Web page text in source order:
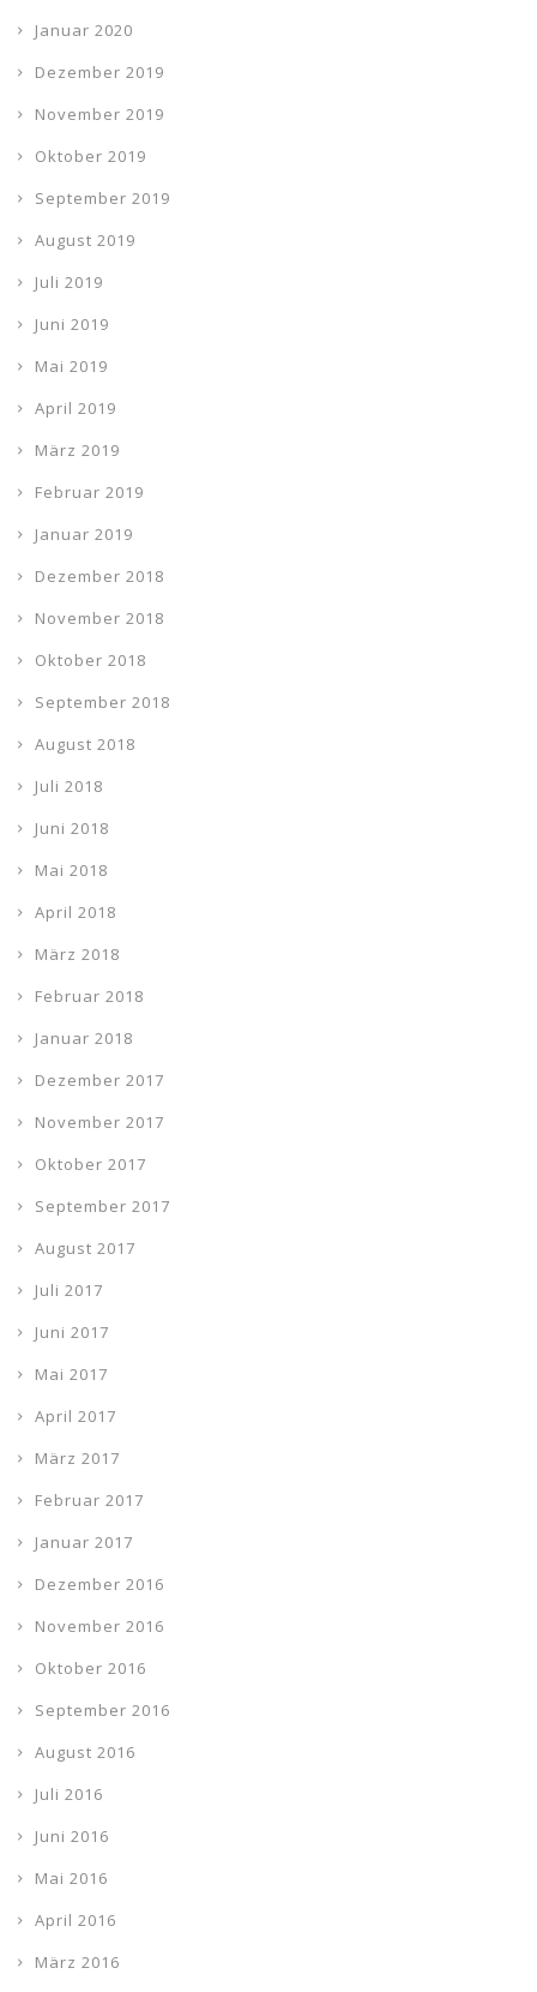
Januar 2020
Dezember 2019
November 2019
Oktober 2019
September 2019
August 2019
Juli 2019
Juni 2019
Mai 2019
April 2019
März 2019
Februar 2019
Januar 2019
Dezember 2018
November 2018
Oktober 2018
September 2018
August 2018
Juli 2018
Juni 2018
Mai 2018
April 2018
März 2018
Februar 2018
Januar 2018
Dezember 2017
November 2017
Oktober 2017
September 2017
August 2017
Juli 2017
Juni 2017
Mai 2017
April 2017
März 2017
Februar 2017
Januar 2017
Dezember 2016
November 2016
Oktober 2016
September 2016
August 2016
Juli 2016
Juni 2016
Mai 2016
April 2016
März 2016